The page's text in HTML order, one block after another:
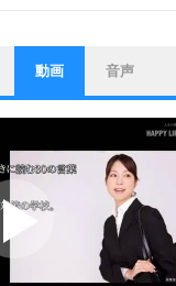
ストレス対策
他人と比べない。
いっそのこと、他人を見な
いらいらしない人になる30の方法
ポジティブになれない原因
ポジティブ思考になる30の方法
動画 音声